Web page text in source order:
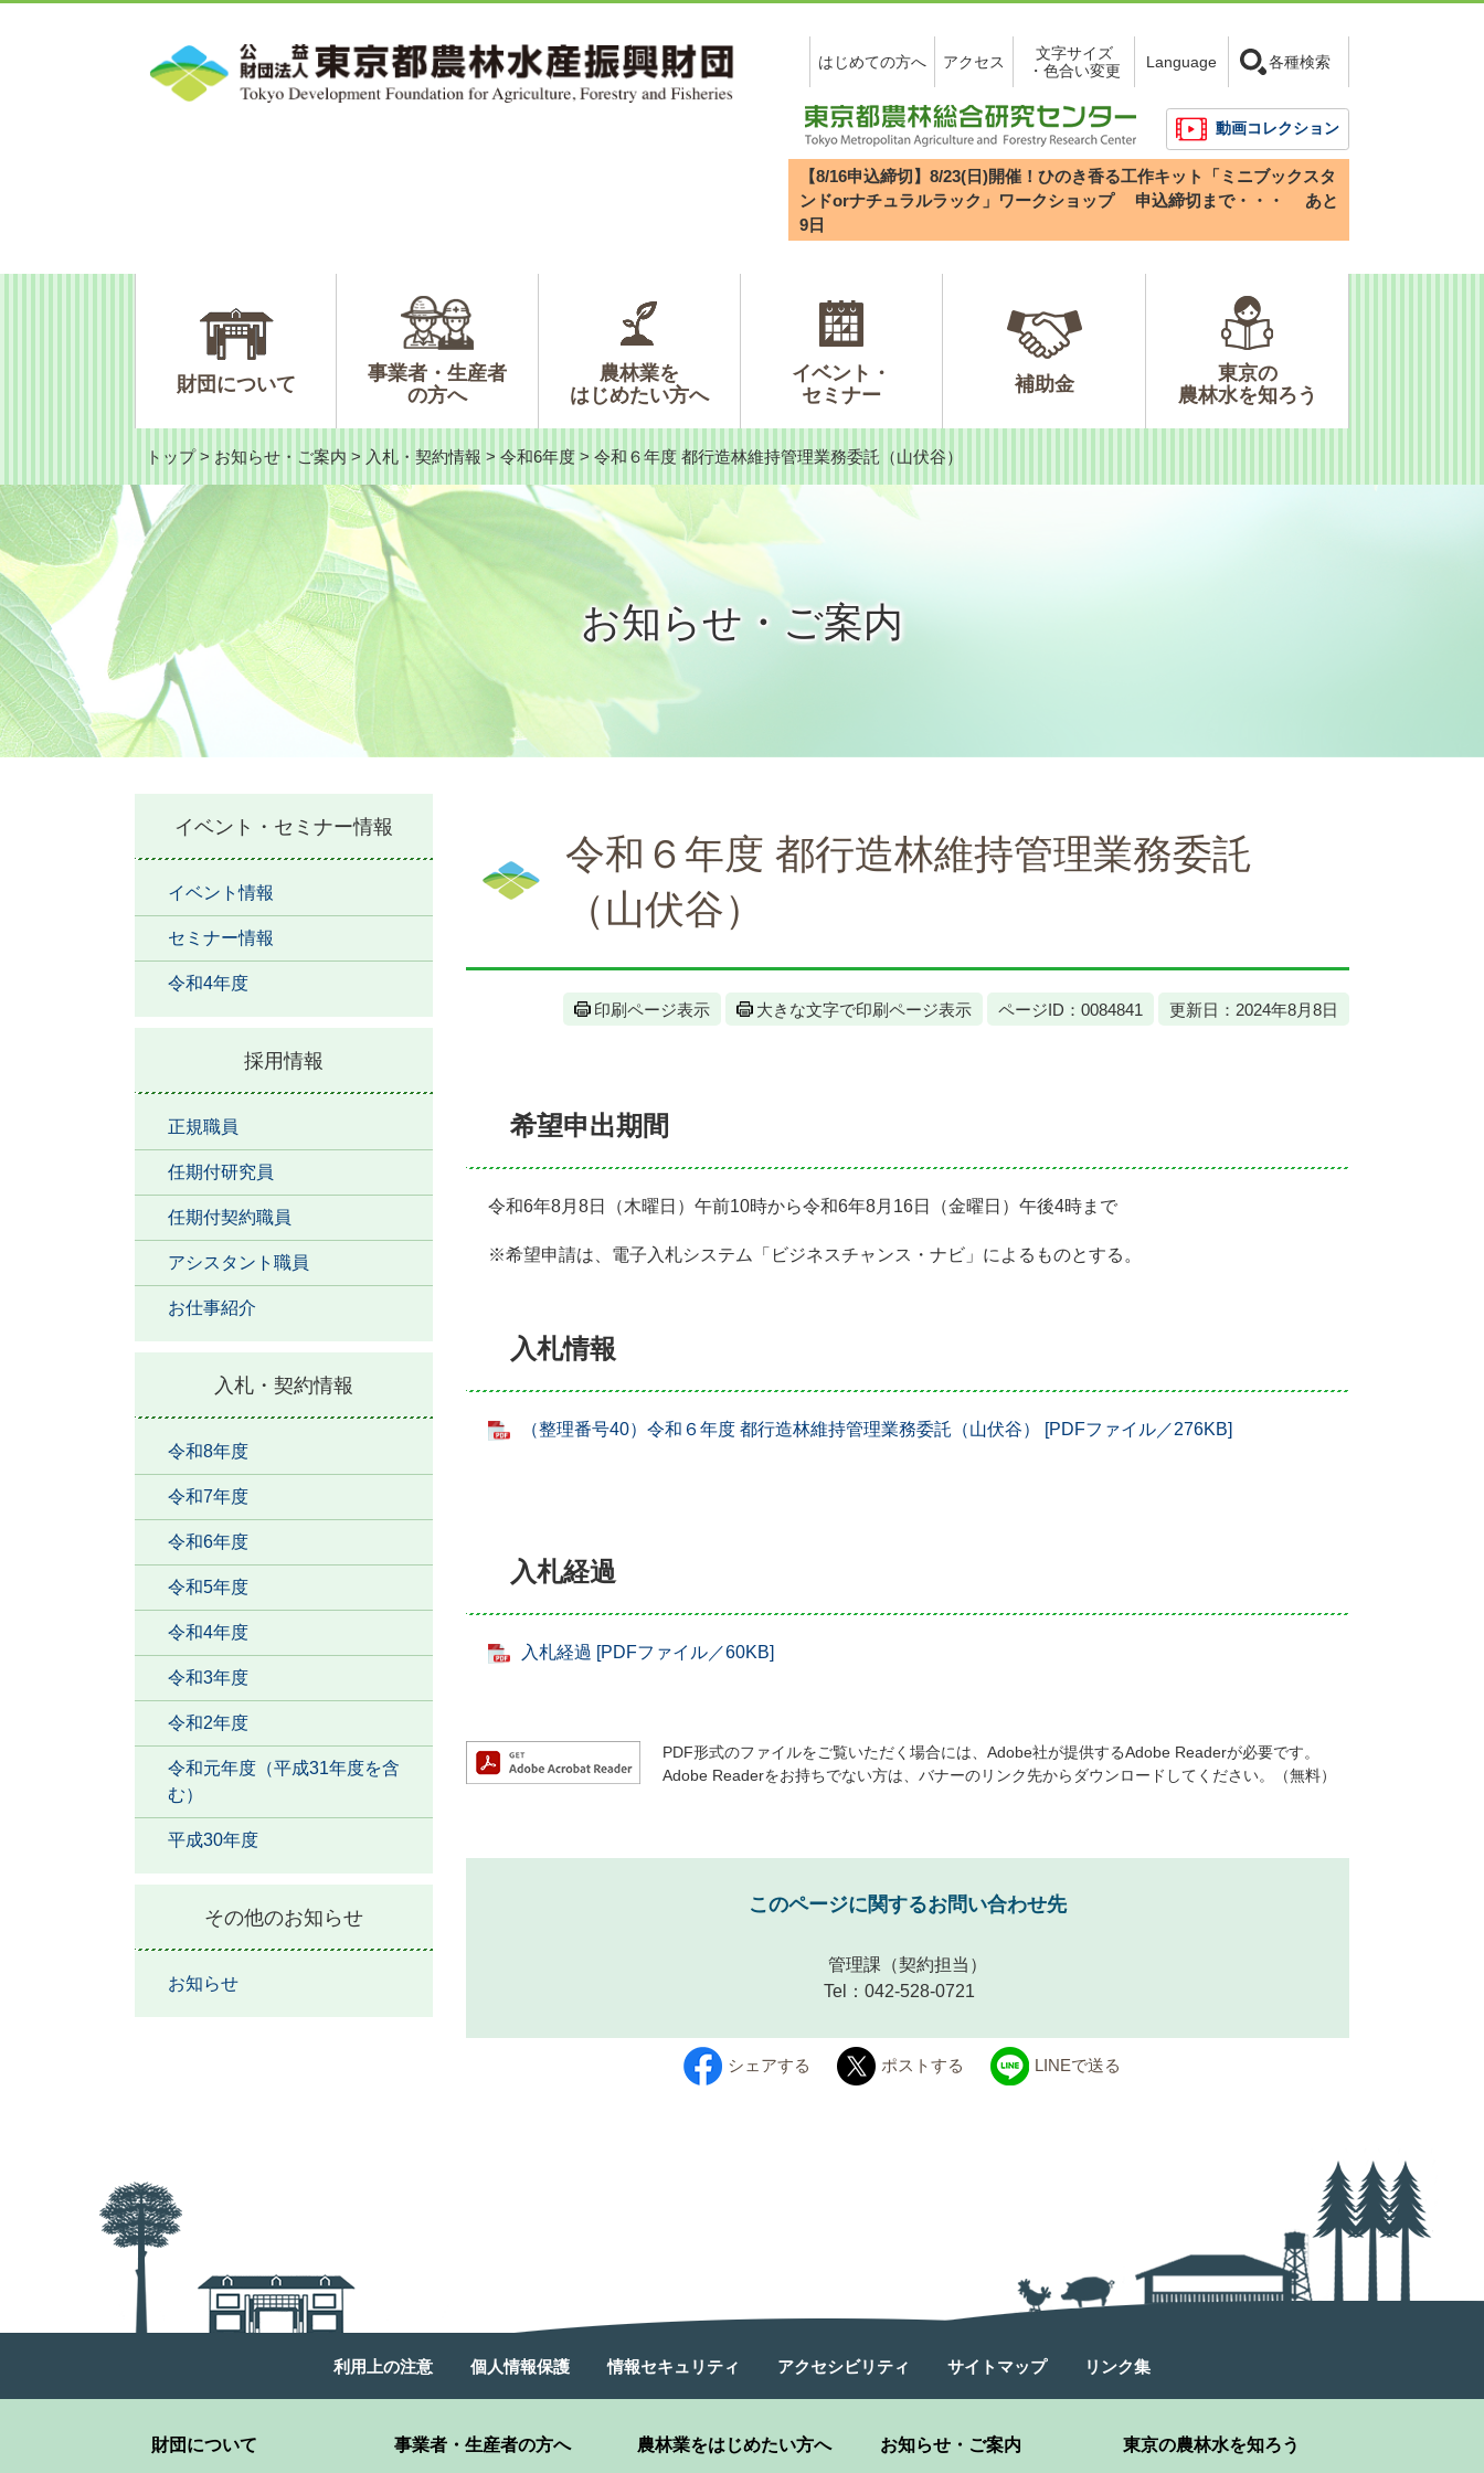
文
はじめての方へ アクセス
文字サイズ
・色合い変更
Language 各種検索
動画コレクション
【8/16申込締切】8/23(日)開催！ひのき香る工作キット「ミニブックスタ
ンドorナチュラルラック」ワークショップ
申込締切まで・・・
あと
9 日
財団について
事業者・生産者
の方へ
農林業を
はじめたい方へ
イベント・
セミナー
補助金
東京の
農林水を知ろう
トップ > お知らせ・ご案内 > 入札・契約情報 > 令和6年度 > 令和６年度 都行造林維持管理業務委託（山伏谷）
お知らせ・ご案内
令和６年度 都行造林維持管理業務委託
（山伏谷）
印刷ページ表示 大きな文字で印刷ページ表示 ページID：0084841 更新日：2024年8月8日
希望申出期間
令和6年8月8日（木曜日）午前10時から令和6年8月16日（金曜日）午後4時まで
※希望申請は、電子入札システム「ビジネスチャンス・ナビ」によるものとする。
入札情報
（整理番号40）令和６年度 都行造林維持管理業務委託（山伏谷） [PDFファイル／276KB]
入札経過
入札経過 [PDFファイル／60KB]
PDF形式のファイルをご覧いただく場合には、Adobe社が提供するAdobe Readerが必要です。
Adobe Readerをお持ちでない方は、バナーのリンク先からダウンロードしてください。（無料）
このページに関するお問い合わせ先
管理課 （契約担当）
Tel：042-528-0721
シェアする ポストする LINEで送る
イベント・セミナー情報
イベント情報
セミナー情報
令和4年度
採用情報
正規職員
任期付研究員
任期付契約職員
アシスタント職員
お仕事紹介
入札・契約情報
令和8年度
令和7年度
令和6年度
令和5年度
令和4年度
令和3年度
令和2年度
令和元年度（平成31年度を含
む）
平成30年度
その他のお知らせ
お知らせ
利用上の注意 個人情報保護 情報セキュリティ アクセシビリティ サイトマップ リンク集
財団について 事業者・生産者の方へ 農林業をはじめたい方へ お知らせ・ご案内 東京の農林水を知ろう